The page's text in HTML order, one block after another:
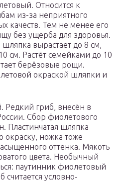
Относится к
из-за неприятного
качеств. Тем не менее его
без ущерба для здоровья.
вырастает до 8 см,
см. Растёт семейками до 10
берёзовые рощи.
окраской шляпки и
Редкий гриб, внесён в
Сбор фиолетового
Пластинчатая шляпка
ножка тоже
оттенка. Мякоть
цвета. Необычный
паутинник фиолетовый
условно-